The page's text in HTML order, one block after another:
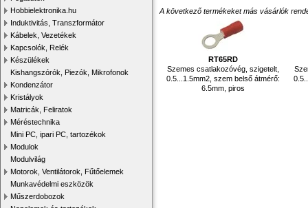
Hobbielektronika.hu
Induktivitás, Transzformátor
Kábelek, Vezetékek
Kapcsolók, Relék
Készülékek
Kishangszórók, Piezók, Mikrofonok
Kondenzátor
Kristályok
Matricák, Feliratok
Méréstechnika
Mini PC, ipari PC, tartozékok
Modulok
Modulvilág
Motorok, Ventilátorok, Fűtőelemek
Munkavédelmi eszközök
Műszerdobozok
A következő termékeket más vásárlók
RT65RD
Szemes csatlakozóvég, szigetelt,
0.5...1.5mm2, szem belső átmérő:
6.5mm, piros